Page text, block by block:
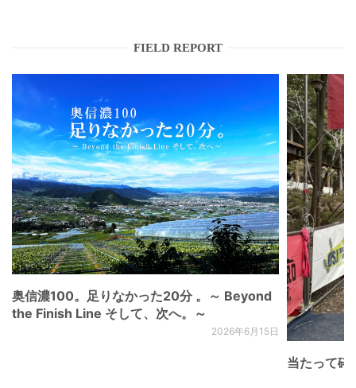
FIELD REPORT
奥信濃100。足りなかった20分 。～ Beyond
the Finish Line そして、次へ。～
2026年6月15日
当たって砕